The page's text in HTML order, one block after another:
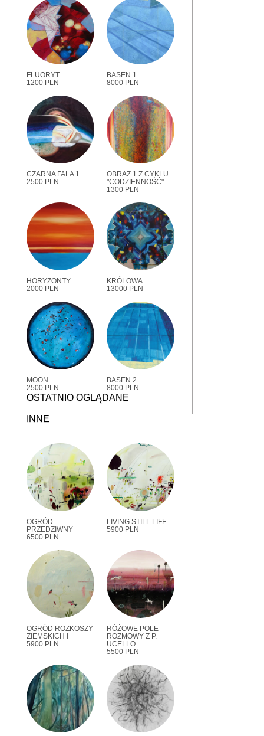
FLUORYT
1200 PLN
BASEN 1
8000 PLN
CZARNA FALA 1
2500 PLN
OBRAZ 1 Z CYKLU
"CODZIENNOŚĆ"
1300 PLN
HORYZONTY
2000 PLN
KRÓLOWA
13000 PLN
MOON
2500 PLN
BASEN 2
8000 PLN
OSTATNIO OGLĄDANE
INNE
OGRÓD
PRZEDZIWNY
6500 PLN
LIVING STILL LIFE
5900 PLN
OGRÓD ROZKOSZY
ZIEMSKICH I
5900 PLN
RÓŻOWE POLE -
ROZMOWY Z P.
UCELLO
5500 PLN